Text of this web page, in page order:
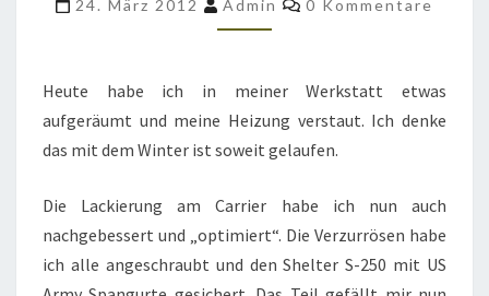
GAOT
NACHGEBESSERT
24. März 2012 Admin 0 Kommentare
Heute habe ich in meiner Werkstatt etwas
aufgeräumt und meine Heizung verstaut. Ich denke
das mit dem Winter ist soweit gelaufen.
Die Lackierung am Carrier habe ich nun auch
nachgebessert und „optimiert“. Die Verzurrösen habe
ich alle angeschraubt und den Shelter S-250 mit US